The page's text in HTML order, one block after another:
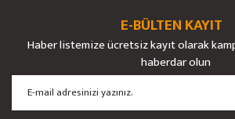
Ürün fiyatı diğer sitelerden daha pahalı.
Bu ürüne benzer farklı alternatifler olmalı.
E-BÜLTEN KAYIT
Haber listemize ücretsiz kayıt olarak
haberdar olun